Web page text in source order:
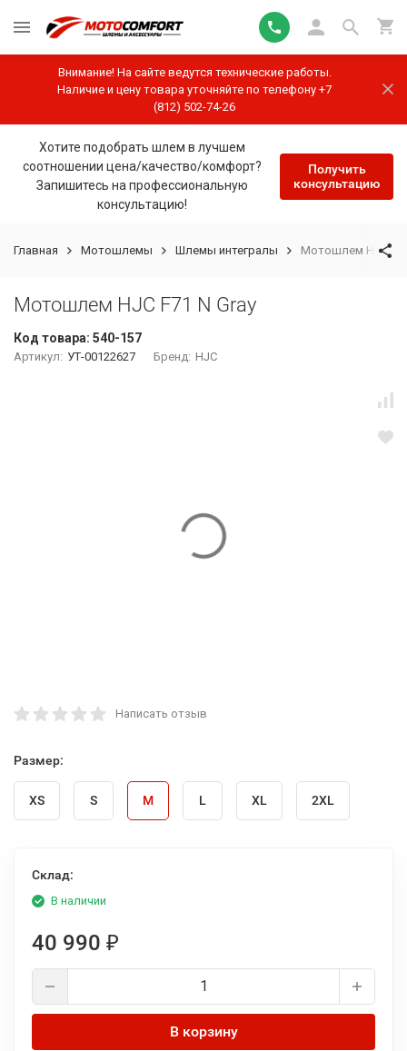
Внимание! На сайте ведутся технические работы.
Наличие и цену товара уточняйте по телефону +7
(812) 502-74-26
Хотите подобрать шлем в лучшем
соотношении цена/качество/комфорт?
Запишитесь на профессиональную
консультацию!
Получить
консультацию
Главная Мотошлемы Шлемы интегралы Мотошлем HJC
Мотошлем HJC F71 N Gray
Код товара: 540-157
Артикул: УТ-00122627 Бренд: HJC
Написать отзыв
Размер:
XS S M L XL 2XL
Склад:
В наличии
40 990 ₽
В корзину